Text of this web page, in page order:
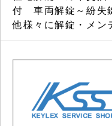
付 車両解錠～紛失
他様々に解錠・メン